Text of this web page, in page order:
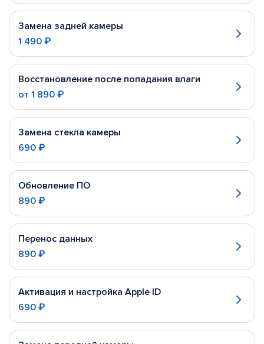
Замена задней камеры
1 490 ₽
Восстановление после попадания влаги
от 1 890 ₽
Замена стекла камеры
690 ₽
Обновление ПО
890 ₽
Перенос данных
890 ₽
Активация и настройка Apple ID
690 ₽